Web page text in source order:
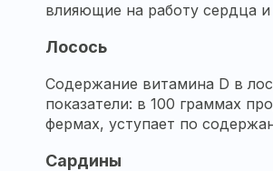
влияющие на работу сердца
Лосось
Содержание витамина D в
показатели: в 100 граммах
фермах, уступает по
Сардины